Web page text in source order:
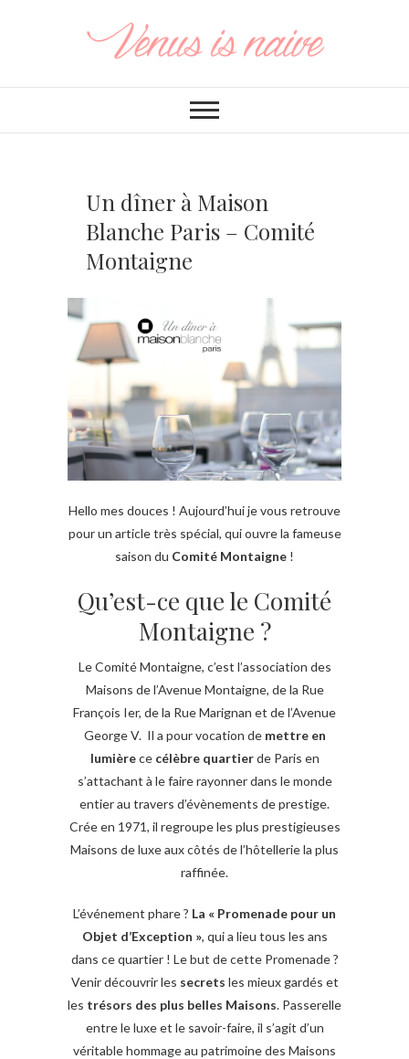
Un dîner à Maison
Blanche Paris – Comité
Montaigne
Hello mes douces ! Aujourd’hui je vous retrouve
pour un article très spécial, qui ouvre la fameuse
saison du Comité Montaigne !
Qu’est-ce que le Comité
Montaigne ?
Le Comité Montaigne, c’est l’association des
Maisons de l’Avenue Montaigne, de la Rue
François Ier, de la Rue Marignan et de l’Avenue
George V. Il a pour vocation de mettre en
lumièrece célèbre quartierde Paris en
s’attachant à le faire rayonner dans le monde
entier au travers d’évènements de prestige.
Crée en 1971, il regroupe les plus prestigieuses
Maisons de luxe aux côtés de l’hôtellerie la plus
raffinée.
L’événement phare ? La « Promenade pour un
Objet d’Exception », qui a lieu tous les ans
dans ce quartier ! Le but de cette Promenade ?
Venir découvrir les secrets les mieux gardés et
les trésors des plus belles Maisons. Passerelle
entre le luxe et le savoir-faire, il s’agit d’un
véritable hommage au patrimoine des Maisons